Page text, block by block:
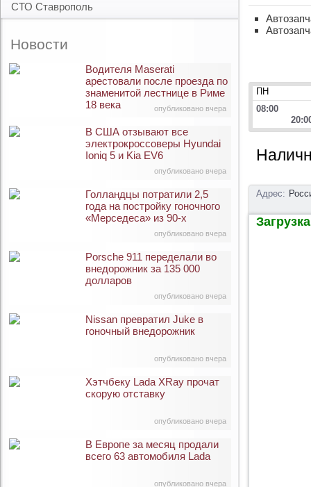
СТО Ставрополь
Новости
опубликовано вчера
Водителя Maserati
арестовали после проезда по
знаменитой лестнице в Риме
18 века
опубликовано вчера
В США отзывают все
электрокроссоверы Hyundai
Ioniq 5 и Kia EV6
опубликовано вчера
Голландцы потратили 2,5
года на постройку гоночного
«Мерседеса» из 90-х
опубликовано вчера
Porsche 911 переделали во
внедорожник за 135 000
долларов
опубликовано вчера
Nissan превратил Juke в
гоночный внедорожник
опубликовано вчера
Хэтчбеку Lada XRay прочат
скорую отставку
опубликовано вчера
В Европе за месяц продали
всего 63 автомобиля Lada
ПН
08:00
Адрес: